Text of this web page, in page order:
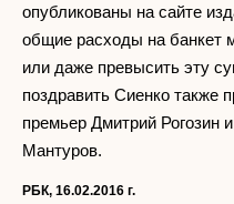
опубликованы на сайте
общие расходы на банкет
или даже превысить эту
поздравить Сиенко
премьер Дмитрий Рогозин
Мантуров.
РБК, 16.02.2016 г.